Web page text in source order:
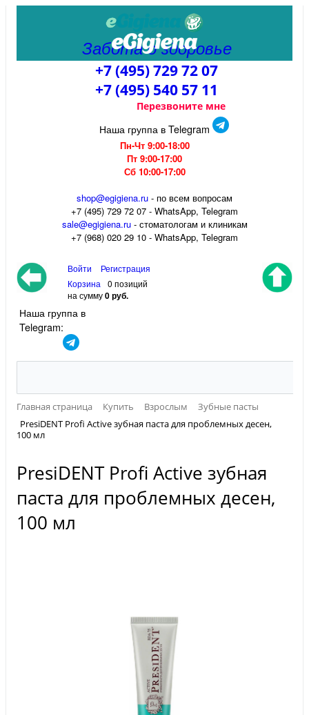
Забота о здоровье
+7 (495) 729 72 07
+7 (495) 540 57 11
Перезвоните мне
Наша группа в Telegram
Пн-Чт 9:00-18:00
Пт 9:00-17:00
Сб 10:00-17:00
shop@egigiena.ru - по всем вопросам
‎+7 (495) 729 72 07 - WhatsApp, Telegram
sale@egigiena.ru- стоматологам и клиникам
+7 (968) 020 29 10 - WhatsApp, Telegram
Войти
Регистрация
Корзина
0 позиций
на сумму0 руб.
Наша группа в
Telegram:
Главная страница Купить Взрослым
Зубные пасты
PresiDENT Profi Active зубная паста для проблемных десен,
100 мл
PresiDENT Profi Active зубная
паста для проблемных десен,
100 мл